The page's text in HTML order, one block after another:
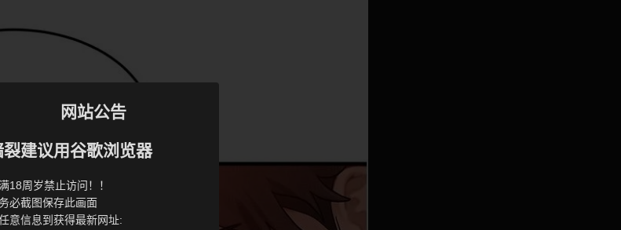
网站公告
裂建议用谷歌浏览器
18周岁禁止访问！！
必截图保存此画面
意信息到获得最新网址: